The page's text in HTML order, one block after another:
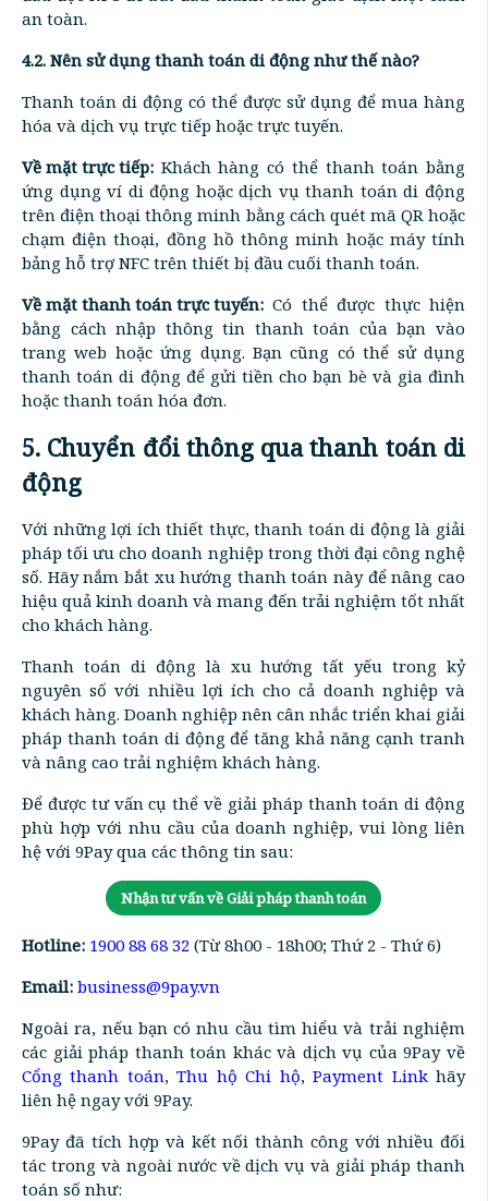
an toàn.
4.2. Nên sử dụng thanh toán di động như thế nào?
Thanh toán di động có thể được sử dụng để mua hàng
hóa và dịch vụ trực tiếp hoặc trực tuyến.
Về mặt trực tiếp: Khách hàng có thể thanh toán bằng
ứng dụng ví di động hoặc dịch vụ thanh toán di động
trên điện thoại thông minh bằng cách quét mã QR hoặc
chạm điện thoại, đồng hồ thông minh hoặc máy tính
bảng hỗ trợ NFC trên thiết bị đầu cuối thanh toán.
Về mặt thanh toán trực tuyến: Có thể được thực hiện
bằng cách nhập thông tin thanh toán của bạn vào
trang web hoặc ứng dụng. Bạn cũng có thể sử dụng
thanh toán di động để gửi tiền cho bạn bè và gia đình
hoặc thanh toán hóa đơn.
5. Chuyển đổi thông qua thanh toán di
động
Với những lợi ích thiết thực, thanh toán di động là giải
pháp tối ưu cho doanh nghiệp trong thời đại công nghệ
số. Hãy nắm bắt xu hướng thanh toán này để nâng cao
hiệu quả kinh doanh và mang đến trải nghiệm tốt nhất
cho khách hàng.
Thanh toán di động là xu hướng tất yếu trong kỷ
nguyên số với nhiều lợi ích cho cả doanh nghiệp và
khách hàng. Doanh nghiệp nên cân nhắc triển khai giải
pháp thanh toán di động để tăng khả năng cạnh tranh
và nâng cao trải nghiệm khách hàng.
Để được tư vấn cụ thể về giải pháp thanh toán di động
phù hợp với nhu cầu của doanh nghiệp, vui lòng liên
hệ với 9Pay qua các thông tin sau:
Nhận tư vấn về Giải pháp thanh toán
Hotline: 1900 88 68 32 (Từ 8h00 - 18h00; Thứ 2 - Thứ 6)
Email: business@9pay.vn
Ngoài ra, nếu bạn có nhu cầu tìm hiểu và trải nghiệm
các giải pháp thanh toán khác và dịch vụ của 9Pay về
Cổng thanh toán,Thu hộ Chi hộ,Payment Linkhãy
liên hệ ngay với 9Pay.
9Pay đã tích hợp và kết nối thành công với nhiều đối
tác trong và ngoài nước về dịch vụ và giải pháp thanh
toán số như: